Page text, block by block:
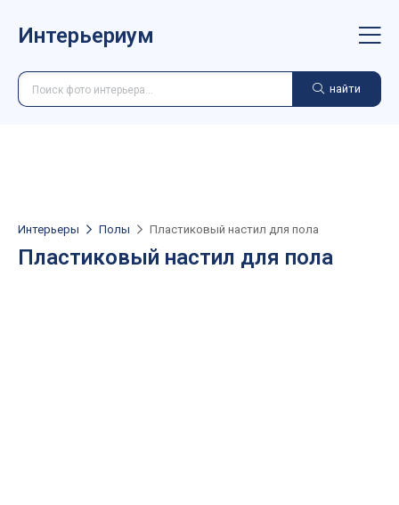
Интерьериум
найти
Интерьеры Полы Пластиковый настил для пола
Пластиковый настил для пола